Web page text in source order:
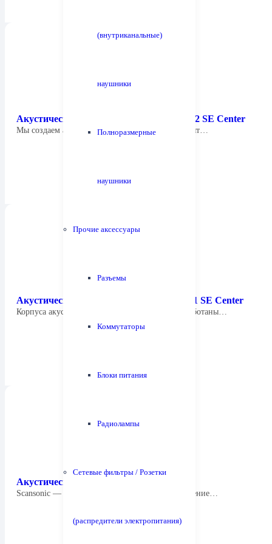
(внутриканальные)
наушники
Полноразмерные
наушники
Прочие аксессуары
Разъемы
Коммутаторы
Блоки питания
Радиолампы
Сетевые фильтры / Розетки
(распредители электропитания)
Акустическая система Focus Audio FCC 2 SE Center
Мы создаем акустические системы, которые дарят…
Акустическая система Focus Audio FSC 1 SE Center
Корпуса акустических систем Focus Audio разработаны…
Акустическая система Scansonic M6
Scansonic — это компания из Дании, подразделение…